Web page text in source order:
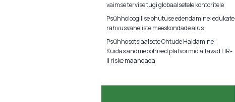
vaimse tervise tugi globaalsetele kontoritele
Psühholoogilise ohutuse edendamine: edukate
rahvusvaheliste meeskondade alus
Psühhosotsiaalsete Ohtude Haldamine:
Kuidas andmepõhised platvormid aitavad HR-
il riske maandada